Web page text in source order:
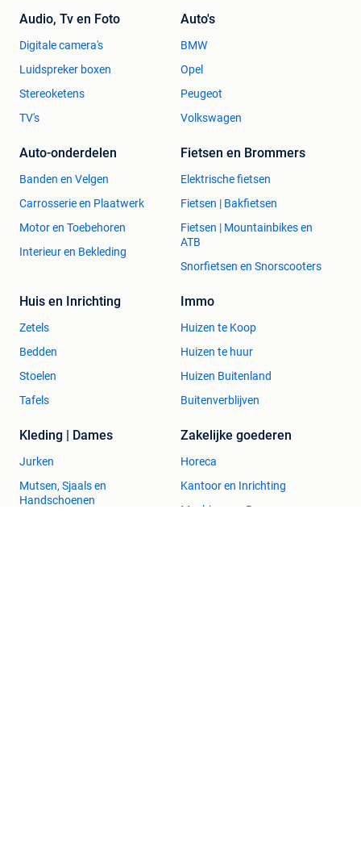
Audio, Tv en Foto
Digitale camera's
Luidspreker boxen
Stereoketens
TV's
Auto's
BMW
Opel
Peugeot
Volkswagen
Auto-onderdelen
Banden en Velgen
Carrosserie en Plaatwerk
Motor en Toebehoren
Interieur en Bekleding
Fietsen en Brommers
Elektrische fietsen
Fietsen | Bakfietsen
Fietsen | Mountainbikes en
ATB
Snorfietsen en Snorscooters
Huis en Inrichting
Zetels
Bedden
Stoelen
Tafels
Immo
Huizen te Koop
Huizen te huur
Huizen Buitenland
Buitenverblijven
Kleding | Dames
Jurken
Mutsen, Sjaals en
Handschoenen
Zakelijke goederen
Horeca
Kantoor en Inrichting
Machines en Bouw